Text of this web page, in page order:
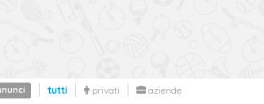
tutti privati aziende